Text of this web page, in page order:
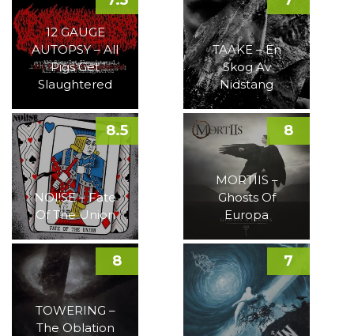
12 GAUGE
AUTOPSY – All
Pigs Get
Slaughtered
TAAKE – En
Skog Av
Nidstang
NOI!SE – Fate
Of The Union
8.5
MORTIIS –
Ghosts Of
Europa
8
TOWERING –
The Oblation
8 7